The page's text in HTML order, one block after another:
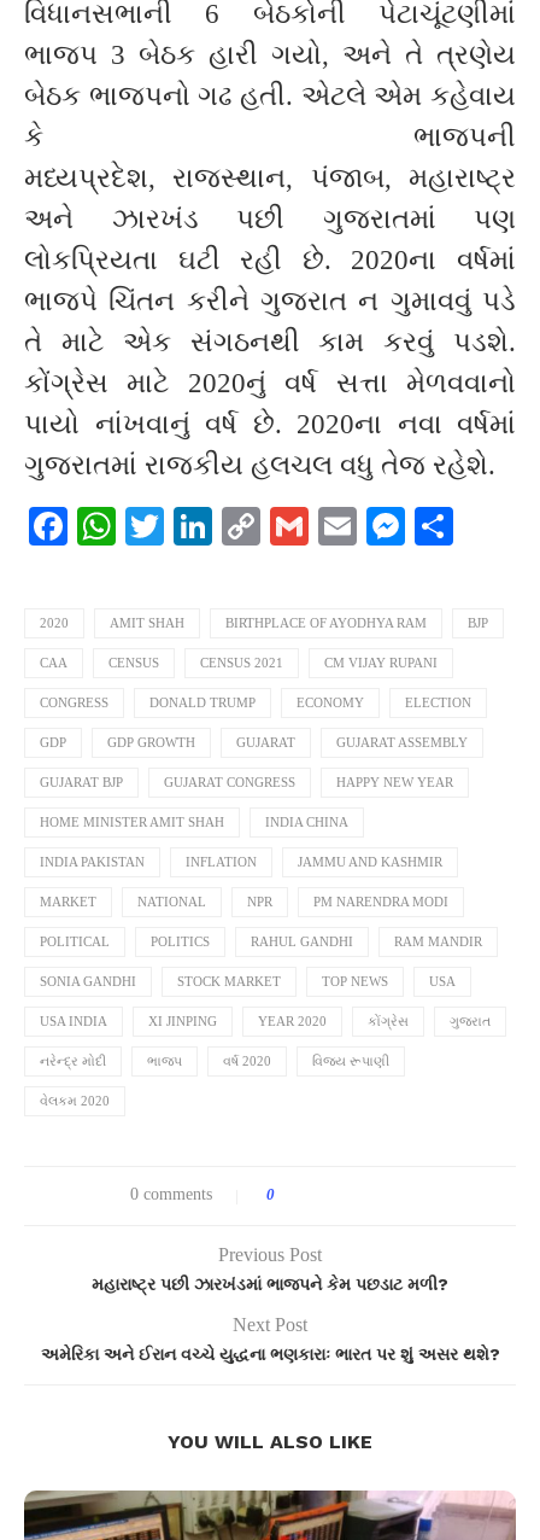
વિધાનસભાની 6 બેઠકોની પેટાચૂંટણીમાં
ભાજપ 3 બેઠક હારી ગયો, અને તે ત્રણેય
બેઠક ભાજપનો ગઢ હતી. એટલે એમ કહેવાય
કે ભાજપની
મધ્યપ્રદેશ, રાજસ્થાન, પંજાબ, મહારાષ્ટ્ર
અને ઝારખંડ પછી ગુજરાતમાં પણ
લોકપ્રિયતા ઘટી રહી છે. 2020ના વર્ષમાં
ભાજપે ચિંતન કરીને ગુજરાત ન ગુમાવવું પડે
તે માટે એક સંગઠનથી કામ કરવું પડશે.
કોંગ્રેસ માટે 2020નું વર્ષ સત્તા મેળવવાનો
પાયો નાંખવાનું વર્ષ છે. 2020ના નવા વર્ષમાં
ગુજરાતમાં રાજકીય હલચલ વધુ તેજ રહેશે.
Facebook
WhatsApp
TwitterLinkedIn
CopyGmailEmail
2020 AMIT SHAH BIRTHPLACE OF AYODHYA RAM BJP
CAA CENSUS CENSUS 2021 CM VIJAY RUPANI
CONGRESS DONALD TRUMP ECONOMY ELECTION
GDP GDP GROWTH GUJARAT GUJARAT ASSEMBLY
GUJARAT BJP GUJARAT CONGRESS HAPPY NEW YEAR
HOME MINISTER AMIT SHAH INDIA CHINA
INDIA PAKISTAN INFLATION JAMMU AND KASHMIR
MARKET NATIONAL NPR PM NARENDRA MODI
POLITICAL POLITICS RAHUL GANDHI RAM MANDIR
SONIA GANDHI STOCK MARKET TOP NEWS USA
USA INDIA XI JINPING YEAR 2020 કોંગ્રેસ ગુજરાત
નરેન્દ્ર મોદી ભાજપ વર્ષ 2020 વિજય રૂપાણી
વેલકમ 2020
0 comments 0
Previous Post
મહારાષ્ટ્ર પછી ઝારખંડમાં ભાજપને કેમ પછડાટ મળી?
Next Post
અમેરિકા અને ઈરાન વચ્ચે યુદ્ધના ભણકારાઃ ભારત પર શું અસર થશે?
YOU WILL ALSO LIKE